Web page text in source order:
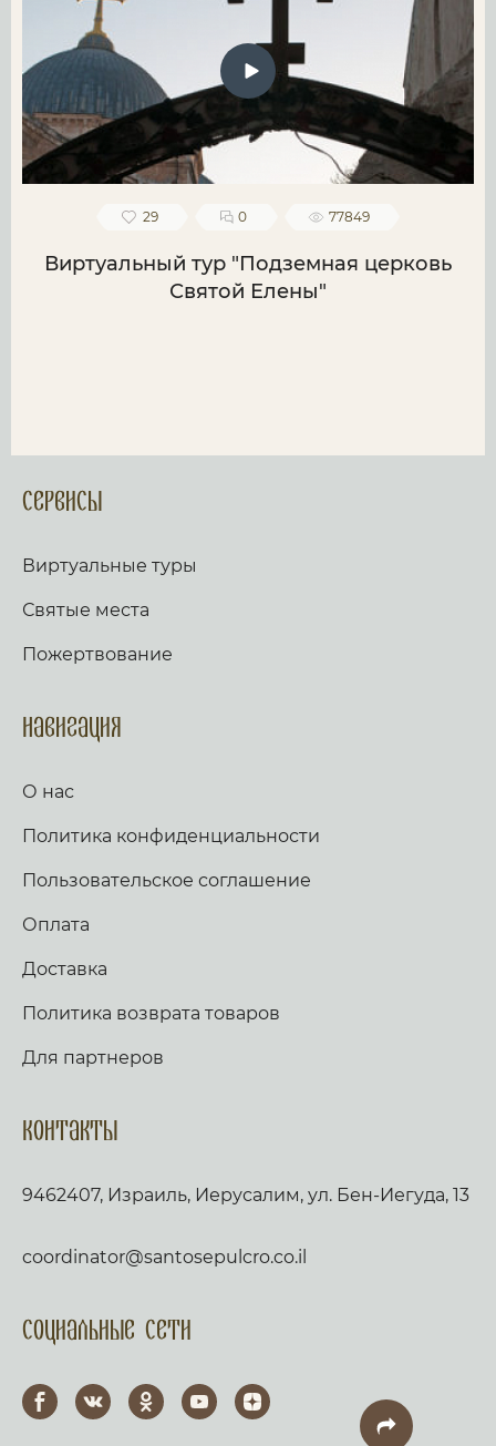
29 0 77849
Виртуальный тур "Подземная церковь
Святой Елены"
Сервисы
Виртуальные туры
Святые места
Пожертвование
Навигация
О нас
Политика конфиденциальности
Пользовательское соглашение
Оплата
Доставка
Политика возврата товаров
Для партнеров
Контакты
9462407, Израиль, Иерусалим, ул. Бен-Иегуда, 13
coordinator@santosepulcro.co.il
Социальные сети